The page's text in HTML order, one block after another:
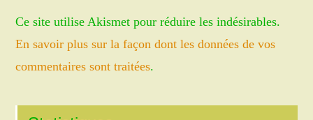
(facultatif)
Ce site utilise Akismet pour réduire les indésirables.
En savoir plus sur la façon dont les données de vos
commentaires sont traitées.